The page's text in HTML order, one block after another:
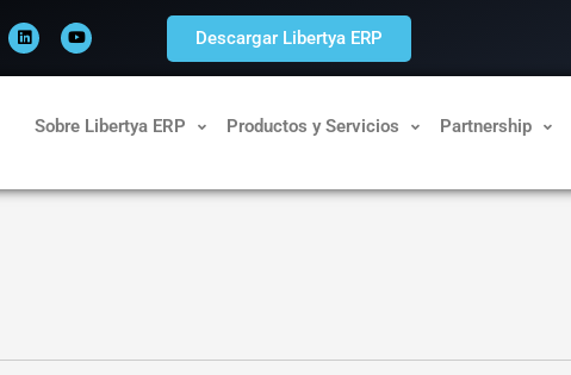
i
n
k
e
o
u
t
u
Descargar Libertya ERP
Sobre Libertya ERP Productos y Servicios Partnership